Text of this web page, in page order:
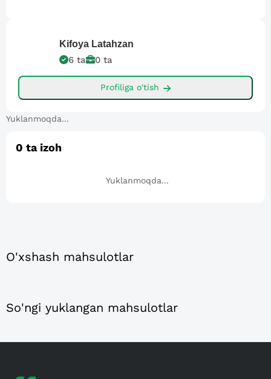
Kifoya Latahzan
6 ta 0 ta
Profiliga o'tish
Yuklanmoqda...
0 ta izoh
Yuklanmoqda...
O'xshash mahsulotlar
So'ngi yuklangan mahsulotlar